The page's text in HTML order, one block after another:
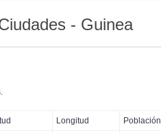
- Guinea
Longitud Población